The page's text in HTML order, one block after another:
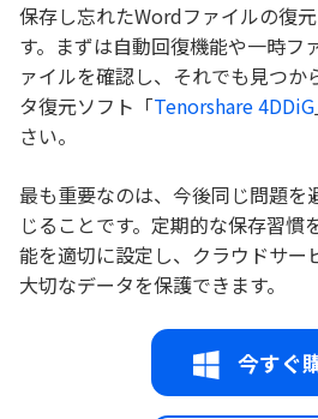
保存し忘れたWordファイルの復
す。まずは自動回復機能や一時フ
ァイルを確認し、それでも見つか
タ復元ソフト「Tenorshare 4DDiG
さい。
最も重要なのは、今後同じ問題を
じることです。定期的な保存習慣
能を適切に設定し、クラウドサー
大切なデータを保護できます。
今すぐ